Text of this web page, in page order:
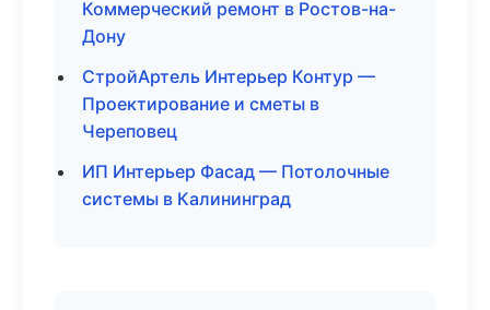
Коммерческий ремонт в Ростов-на-
Дону
СтройАртель Интерьер Контур —
Проектирование и сметы в
Череповец
ИП Интерьер Фасад — Потолочные
системы в Калининград